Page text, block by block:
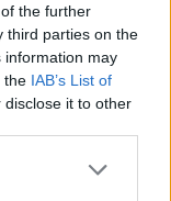
the further
third parties on the
information may
the IAB’s List of
it to other
or more Google
#KEZELÉS